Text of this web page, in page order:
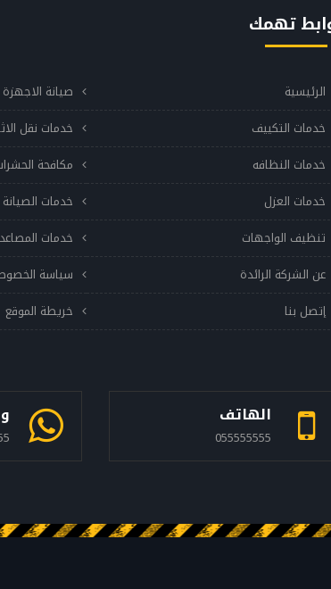
تهمك
الرئيسية
صيانة الاجهزة
خدمات التكييف
خدمات نقل
خدمات النظافه
مكافحة
خدمات العزل
خدمات الصيانة
تنظيف الواجهات
خدمات المصاعد
عن الشركة الرائدة
سياسة
إتصل بنا
خريطة الموقع
الهاتف
055555555